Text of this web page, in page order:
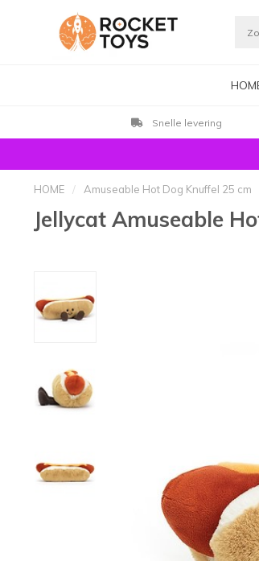
HOME / Amuseable Hot Dog Knuffel 25 cm
Jellycat Amuseable